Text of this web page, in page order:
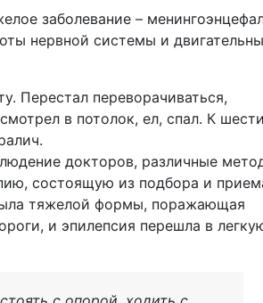
заболевание –
нервной системы и
Перестал переворачиваться,
в потолок, ел, спал. К шести
докторов, различные
состоящую из подбора и
тяжелой формы, поражающая
и эпилепсия перешла в